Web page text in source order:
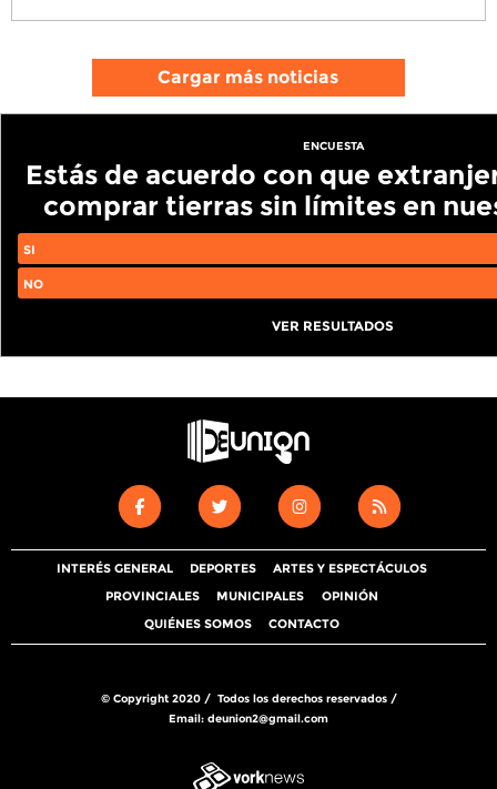
Cargar más noticias
ENCUESTA
Estás de acuerdo con que
comprar tierras sin límites en
SI
NO
VER RESULTADOS
INTERÉS GENERAL DEPORTES
ARTES Y ESPECTÁCULOS
PROVINCIALES
MUNICIPALES
OPINIÓN
QUIÉNES SOMOS
CONTACTO
© Copyright 2020 / Todos los derechos reservados /
Email: deunion2@gmail.com